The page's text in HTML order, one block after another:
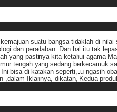
suatu bangsa tidaklah di
dan peradaban. Dan hal itu tak
yang pastinya kita ketahui agama
tengah yang sedang berkecamuk
bisa di katakan seperti,Lu ngasih
,dalam Iklannya, dikatan, Kedua